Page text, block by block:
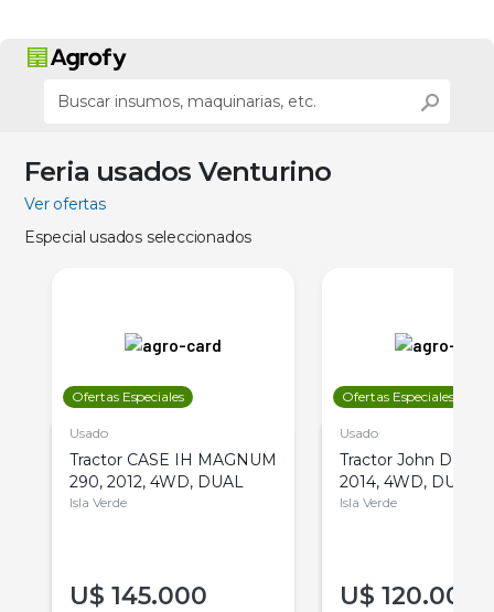
Feria usados Venturino
Ver ofertas
Especial usados seleccionados
Ofertas Especiales
Usado
Tractor CASE IH MAGNUM
290, 2012, 4WD, DUAL
Isla Verde
U$ 145.000
Ofertas Especiales
Usado
Tractor John Deere
2014, 4WD, DUAL
Isla Verde
U$ 120.000